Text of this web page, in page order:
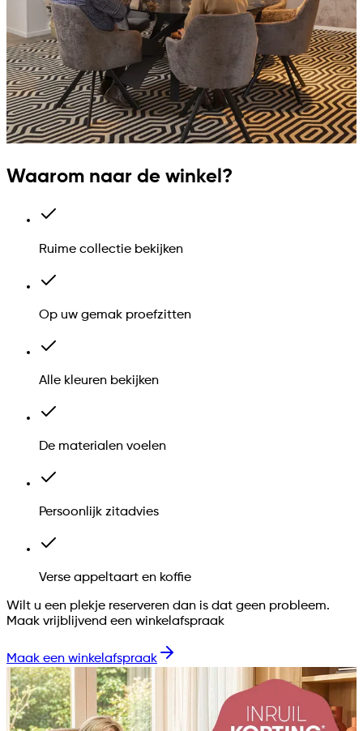
Waarom naar de winkel?
Ruime collectie bekijken
Op uw gemak proefzitten
Alle kleuren bekijken
De materialen voelen
Persoonlijk zitadvies
Verse appeltaart en koffie
Wilt u een plekje reserveren dan is dat geen probleem.
Maak vrijblijvend een winkelafspraak
Maak een winkelafspraak